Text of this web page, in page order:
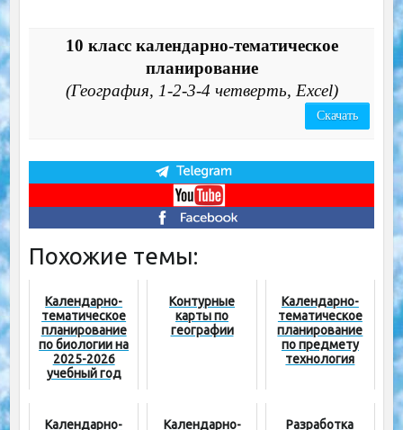
10 класс календарно-тематическое
планирование
(География, 1-2-3-4 четверть, Excel)
Скачать
Похожие темы:
Календарно-
тематическое
планирование
по биологии на
2025-2026
учебный год
Контурные
карты по
географии
Календарно-
тематическое
планирование
по предмету
технология
Календарно-
Календарно-
Разработка